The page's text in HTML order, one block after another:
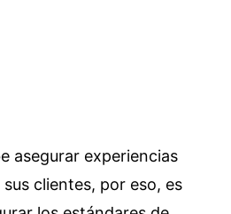
asegurar experiencias
clientes, por eso, es